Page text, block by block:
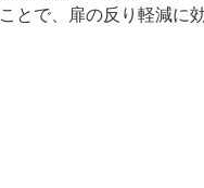
とで、扉の反り軽減に